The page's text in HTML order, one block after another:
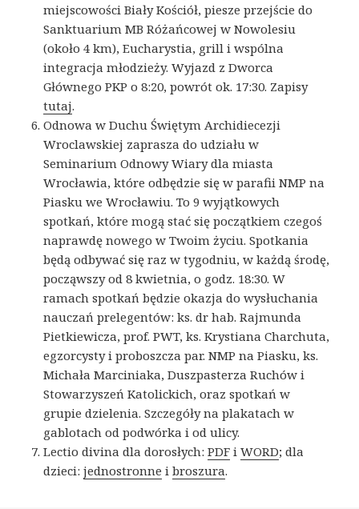
miejscowości Biały Kościół, piesze przejście do
Sanktuarium MB Różańcowej w Nowolesiu
(około 4 km), Eucharystia, grill i wspólna
integracja młodzieży. Wyjazd z Dworca
Głównego PKP o 8:20, powrót ok. 17:30. Zapisy
tutaj.
Odnowa w Duchu Świętym Archidiecezji
Wroclawskiej zaprasza do udziału w
Seminarium Odnowy Wiary dla miasta
Wrocławia, które odbędzie się w parafii NMP na
Piasku we Wrocławiu. To 9 wyjątkowych
spotkań, które mogą stać się początkiem czegoś
naprawdę nowego w Twoim życiu. Spotkania
będą odbywać się raz w tygodniu, w każdą środę,
począwszy od 8 kwietnia, o godz. 18:30. W
ramach spotkań będzie okazja do wysłuchania
nauczań prelegentów: ks. dr hab. Rajmunda
Pietkiewicza, prof. PWT, ks. Krystiana Charchuta,
egzorcysty i proboszcza par. NMP na Piasku, ks.
Michała Marciniaka, Duszpasterza Ruchów i
Stowarzyszeń Katolickich, oraz spotkań w
grupie dzielenia. Szczegóły na plakatach w
gablotach od podwórka i od ulicy.
Lectio divina dla dorosłych:PDF iWORD; dla
dzieci:jednostronne ibroszura.